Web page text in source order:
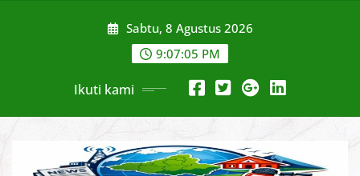
Sabtu, 8 Agustus 2026
9:07:06 PM
Ikuti kami